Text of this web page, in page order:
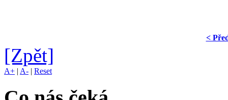
<
[Zpět]
A+ | A- | Reset